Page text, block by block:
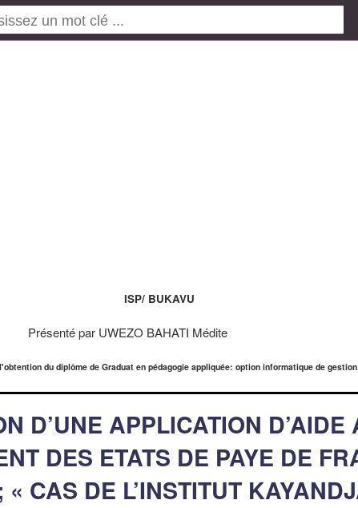
ISP/ BUKAVU
Présenté par UWEZO BAHATI Médite
du diplôme de Graduat en pédagogie appliquée: option informatique de gestion
D’UNE APPLICATION D’AIDE
DES ETATS DE PAYE DE
CAS DE L’INSTITUT